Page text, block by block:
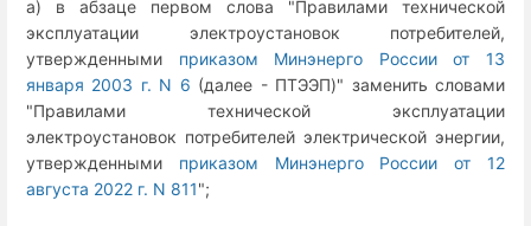
а) в абзаце первом слова "Правилами технической
эксплуатации электроустановок потребителей,
утвержденными приказом Минэнерго России от 13
января 2003 г. N 6 (далее - ПТЭЭП)" заменить словами
"Правилами технической эксплуатации
электроустановок потребителей электрической энергии,
утвержденными приказом Минэнерго России от 12
августа 2022 г. N 811";